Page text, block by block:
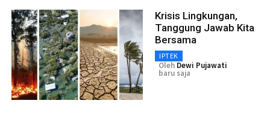
Krisis Lingkungan,
Tanggung Jawab Kita
Bersama
IPTEK
Oleh Dewi Pujawati
baru saja